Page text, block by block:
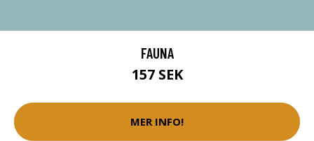
FAUNA
157 SEK
MER INFO!